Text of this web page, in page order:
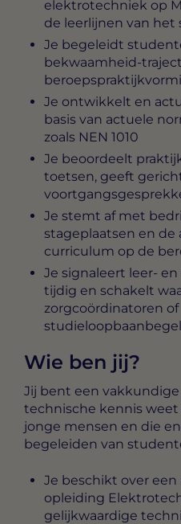
elektrotechniek op
de leerlijnen van het
Je begeleidt
bekwaamheid-
Je ontwikkelt en
basis van actuele
zoals NEN 1010
Je beoordeelt
toetsen, geeft
Je stemt af met
stageplaatsen en de
curriculum op de
Je signaleert leer-
tijdig en schakelt
zorgcoördinatoren of
Wie ben jij?
Jij bent een vakkundige
technische kennis
jonge mensen en die
begeleiden van
Je beschikt over een
opleiding
gelijkwaardige